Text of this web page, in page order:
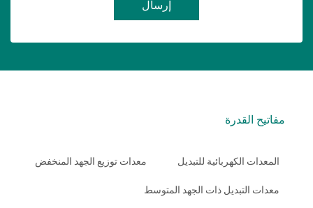
إرسال
مفاتيح القدرة
المعدات الكهربائية للتبديل معدات توزيع الجهد المنخفض
معدات التبديل ذات الجهد المتوسط